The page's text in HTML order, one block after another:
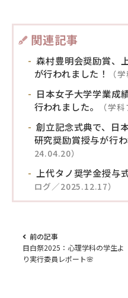
関連記事
森村豊明会奨励賞、
が行われました！
（
日本女子大学学業成
行われました。
（学
創立記念式典で、日
研究奨励賞授与が行わ
24.04.20）
上代タノ奨学金授与
ログ／2025.12.17）
前の記事
目白祭2025：心理学科の学生よ
り実行委員レポート🌸